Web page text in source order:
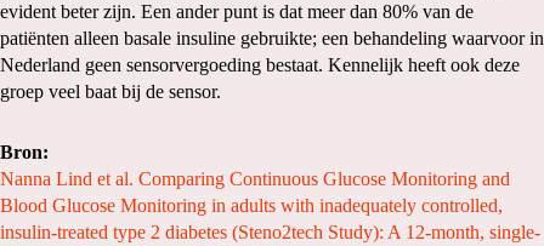
evident beter zijn. Een ander punt is dat meer dan 80% van de
patiënten alleen basale insuline gebruikte; een behandeling waarvoor in
Nederland geen sensorvergoeding bestaat. Kennelijk heeft ook deze
groep veel baat bij de sensor.
Bron:
Nanna Lind et al. Comparing Continuous Glucose Monitoring and
Blood Glucose Monitoring in adults with inadequately controlled,
insulin-treated type 2 diabetes (Steno2tech Study): A 12-month, single-